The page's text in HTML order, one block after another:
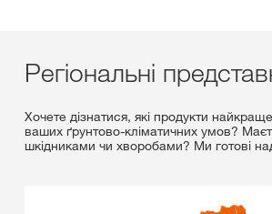
Регіональні
Хочете дізнатися, які продукти
ваших ґрунтово-кліматичних умов?
шкідниками чи хворобами? Ми готові